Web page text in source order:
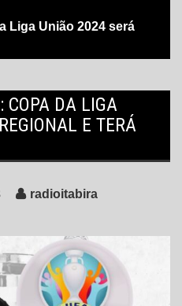
Liga União 2024 será
COPA DA LIGA
E TERÁ
radioitabira